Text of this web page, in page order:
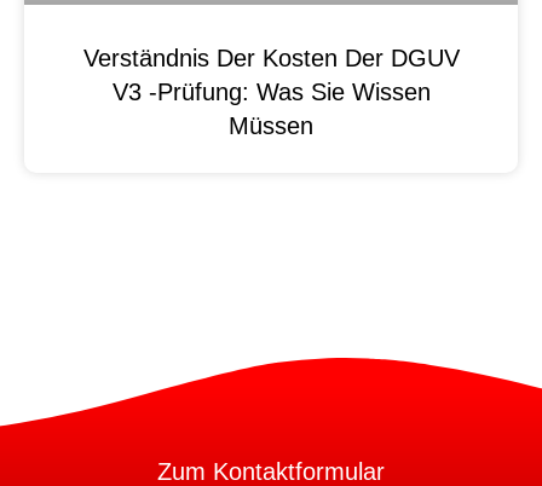
Verständnis Der Kosten Der DGUV
V3 -Prüfung: Was Sie Wissen
Müssen
Zum Kontaktformular